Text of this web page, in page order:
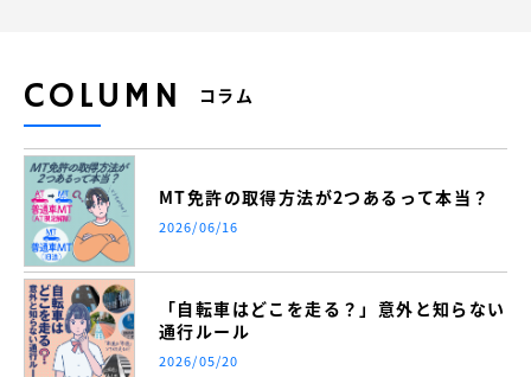
COLUMN コラム
MT免許の取得方法が2つあるって本当？
2026/06/16
「自転車はどこを走る？」意外と知らない
通行ルール
2026/05/20